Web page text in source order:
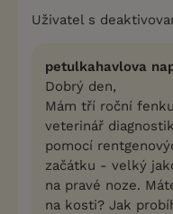
Uživatel s
petulkahavlova
Dobrý den,
Mám tří roční
veterinář
pomocí
začátku - velký
na pravé noze.
na kosti? Jak